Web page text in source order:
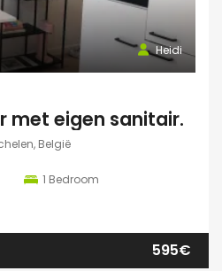
Heidi
met eigen sanitair.
België
1 Bedroom
595€